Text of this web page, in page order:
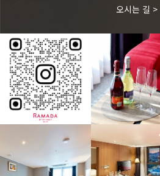
오시는 길 >